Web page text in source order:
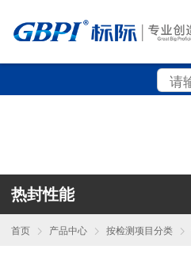
热封性能
首页 产品中心 按检测项目分类